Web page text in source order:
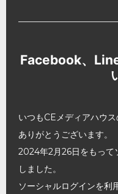
Facebook、
いつもCEメディアハウ
ありがとうございます。
2024年2月26日をもって
しました。
ソーシャルログインを利